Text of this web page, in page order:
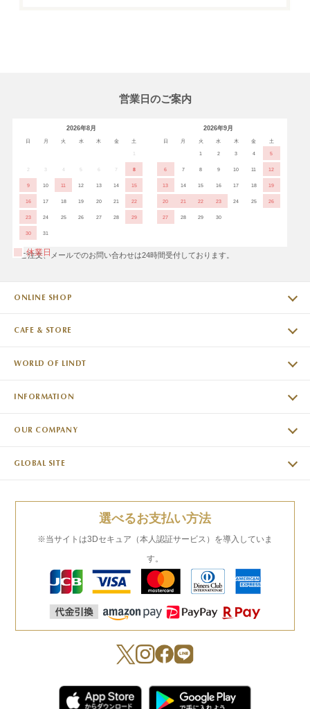
営業日のご案内
2026年8月
日 月 火 水 木 金 土
1
2 3 4 5 6 7 8
9 10 11 12 13 14 15
16 17 18 19 20 21 22
23 24 25 26 27 28 29
30 31
2026年9月
日 月 火 水 木 金 土
1 2 3 4 5
6 7 8 9 10 11 12
13 14 15 16 17 18 19
20 21 22 23 24 25 26
27 28 29 30
休業日
※ご注文、メールでのお問い合わせは24時間受付しております。
ONLINE SHOP
CAFE & STORE
WORLD OF LINDT
INFORMATION
OUR COMPANY
GLOBAL SITE
選べるお支払い方法
※当サイトは3Dセキュア（本人認証サービス）を導入していま
す。